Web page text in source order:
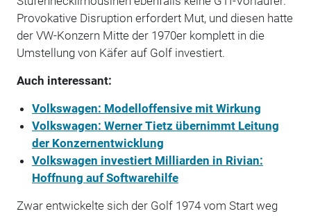
Provokative Disruption erfordert Mut, und diesen hatte
der VW-Konzern Mitte der 1970er komplett in die
Umstellung von Käfer auf Golf investiert.
Auch interessant:
Volkswagen: Modelloffensive mit Wirkung
Volkswagen: Werner Tietz übernimmt Leitung
der Konzernentwicklung
Volkswagen investiert Milliarden in Rivian:
Hoffnung auf Softwarehilfe
Zwar entwickelte sich der Golf 1974 vom Start weg